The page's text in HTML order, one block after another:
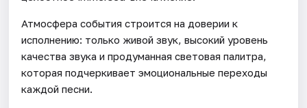
Атмосфера события строится на доверии к
исполнению: только живой звук, высокий уровень
качества звука и продуманная световая палитра,
которая подчеркивает эмоциональные переходы
каждой песни.